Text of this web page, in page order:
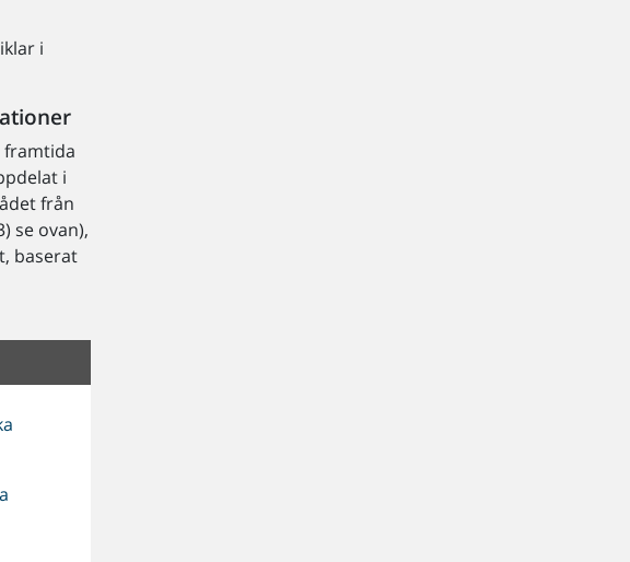
i
framtida
i
från
se ovan),
baserat